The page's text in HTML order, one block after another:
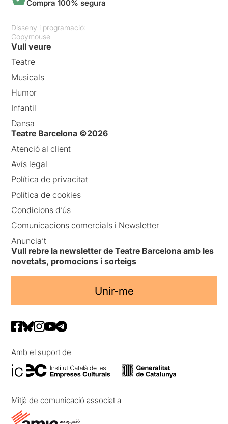
Compra 100% segura
Disseny i programació:
Copymouse
Vull veure
Teatre
Musicals
Humor
Infantil
Dansa
Teatre Barcelona ©2026
Atenció al client
Avís legal
Política de privacitat
Política de cookies
Condicions d’ús
Comunicacions comercials i Newsletter
Anuncia’t
Vull rebre la newsletter de Teatre Barcelona amb les
novetats, promocions i sorteigs
Unir-me
Amb el suport de
Mitjà de comunicació associat a